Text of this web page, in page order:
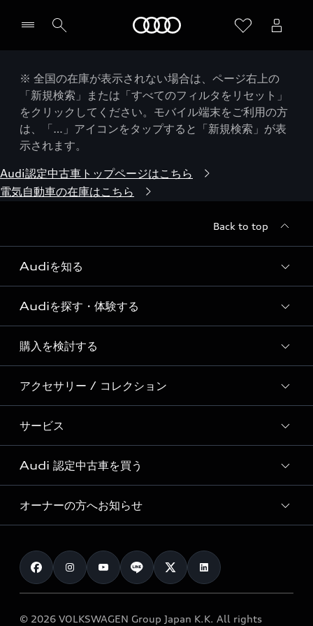
※ 全国の在庫が表示されない場合は、ページ右上の
「新規検索」または「すべてのフィルタをリセット」
をクリックしてください。モバイル端末をご利用の方
は、「…」アイコンをタップすると「新規検索」が表
示されます。
Audi認定中古車トップページはこちら
電気自動車の在庫はこちら
Back to top
Audiを知る
Audi ブランド
Story of Progress
Audi Sport
Formula 1®
デジタルサービス
Audiを探す・体験する
ディーラー検索
新車在庫検索
試乗車・展示車検索
見積もり依頼
試乗予約
購入を検討する
モデル一覧
特別仕様モデル / 限定モデル
e-tronラインアップ
価格シミュレーション
車両比較
カタログ一覧
アクセサリー / コレクション
純正アクセサリー
オンラインショップ
Audi collection
アウディナビアプリ
サービス
サービス入庫予約
サービスプログラム
メンテナンス
車検 / 定期点検
e-tronアフターサポート
Audi 認定中古車を買う
Audi認定中古車
クオリティ
保証
メンテナンス
オーナーの方へお知らせ
お知らせ
オーナー様向けキャンペーン
© 2026 VOLKSWAGEN Group Japan K.K. All rights